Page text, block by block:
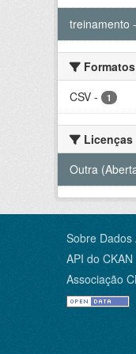
treinamento -
Formatos
CSV - 1
Licenças
Outra
Sobre
API do CKAN
Associação